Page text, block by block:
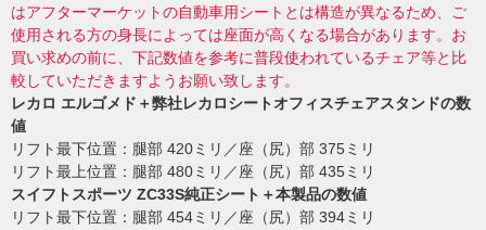
はアフターマーケットの自動車用シートとは構造が異なるため、ご
使用される方の身長によっては座面が高くなる場合があります。お
買い求めの前に、下記数値を参考に普段使われているチェア等と比
較していただきますようお願い致します。
レカロ エルゴメド＋弊社レカロシートオフィスチェアスタンドの数
値
リフト最下位置：腿部 420ミリ／座（尻）部 375ミリ
リフト最上位置：腿部 480ミリ／座（尻）部 435ミリ
スイフトスポーツ ZC33S純正シート＋本製品の数値
リフト最下位置：腿部 454ミリ／座（尻）部 394ミリ